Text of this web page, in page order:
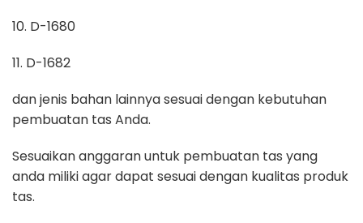
10. D-1680
11. D-1682
dan jenis bahan lainnya sesuai dengan kebutuhan
pembuatan tas Anda.
Sesuaikan anggaran untuk pembuatan tas yang
anda miliki agar dapat sesuai dengan kualitas produk
tas.